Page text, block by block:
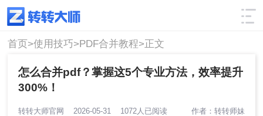
使用技巧 筛选
首页>使用技巧>PDF合并教程>正文
怎么合并pdf？掌握这5个专业方法，效率提升
300%！
转转大师官网 2026-05-31 1072人已阅读 作者：转转师妹